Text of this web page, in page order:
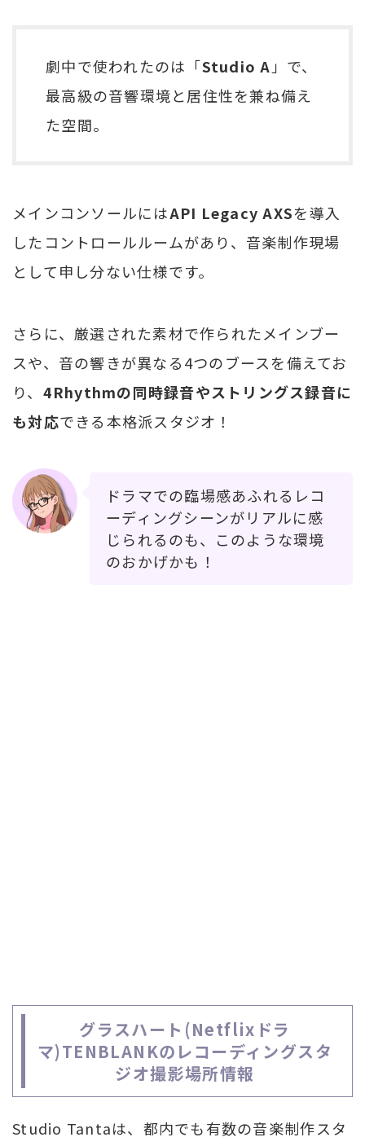
劇中で使われたのは「Studio A」で、
最高級の音響環境と居住性を兼ね備え
た空間。
メインコンソールにはAPI Legacy AXSを導入
したコントロールルームがあり、音楽制作現場
として申し分ない仕様です。
さらに、厳選された素材で作られたメインブー
スや、音の響きが異なる4つのブースを備えてお
り、 4Rhythmの同時録音やストリングス録音に
も対応できる本格派スタジオ！
ドラマでの臨場感あふれるレコ
ーディングシーンがリアルに感
じられるのも、このような環境
のおかげかも！
グラスハート(Netflixドラ
マ)TENBLANKのレコーディングスタ
ジオ撮影場所情報
Studio Tantaは、都内でも有数の音楽制作スタ